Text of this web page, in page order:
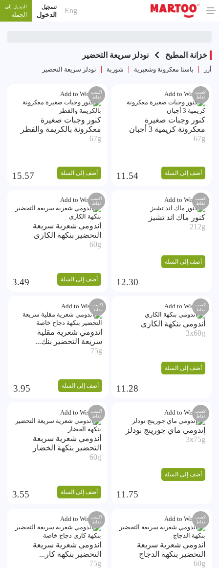
Eng تسجيل
الدخول
التبديل إلى
الجملة
خزانة المطبخ نودلز سريعة التحضير
أرز باستا معكرونة وشعيرية شوربة نودلز سريعة التحضير
Add to Wishlist
اكسب
نقاط
كنور وجبات صغيرة
معكرونة كريمية 3 أجبان
67g
أضف إلى السلة 11.54
Add to Wishlist
اكسب
نقاط
كنور وجبات صغيرة
معكرونة بالكريمة والفطر
67g
أضف إلى السلة 15.57
Add to Wishlist
اكسب
نقاط
كنور ماك اند تشيز
212g
أضف إلى السلة
12.30
Add to Wishlist
اكسب
نقاط
اندومي شعرية سريعة
التحضير بنكهة الكارى
60g
أضف إلى السلة 3.49
Add to Wishlist
اكسب
نقاط
أندومي بنكهة الكاري
3x60g
أضف إلى السلة
11.28
Add to Wishlist
اكسب
نقاط
اندومي شعرية مقلية
سريعة التحضير بنك...
75g
أضف إلى السلة 3.95
Add to Wishlist
اكسب
نقاط
إندومي ماي جورينج نودلز
3x75g
أضف إلى السلة
11.75
Add to Wishlist
اكسب
نقاط
أندومي شعرية سريعة
التحضير بنكهة الخضار
60g
أضف إلى السلة 3.55
Add to Wishlist
اكسب
نقاط
اندومي شعرية سريعة
التحضير بنكهة الدجاج
60g
Add to Wishlist
اكسب
نقاط
اندومي شعرية سريعة
التحضير بنكهة كار...
75g